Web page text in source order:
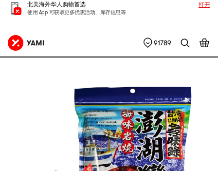
北美海外华人购物首选
使用 App 可获取更多优惠活动、库存信息等
打开
91789